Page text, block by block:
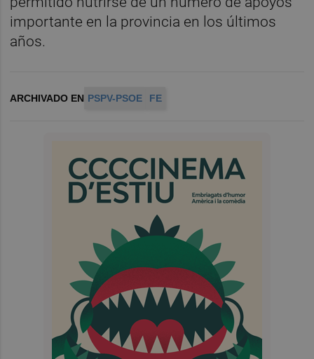
importante en la provincia en los últimos
años.
ARCHIVADO EN PSPV-PSOE FE